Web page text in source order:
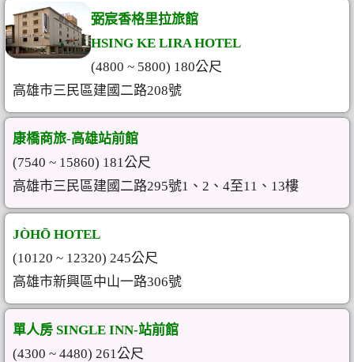
弼宸香格里拉旅館
HSING KE LIRA HOTEL
(4800 ~ 5800) 180公尺
高雄市三民區建國二路208號
康橋商旅-高雄站前館
(7540 ~ 15860) 181公尺
高雄市三民區建國二路295號1、2、4至11、13樓
JÒHŌ HOTEL
(10120 ~ 12320) 245公尺
高雄市新興區中山一路306號
單人房 SINGLE INN-站前館
(4300 ~ 4480) 261公尺